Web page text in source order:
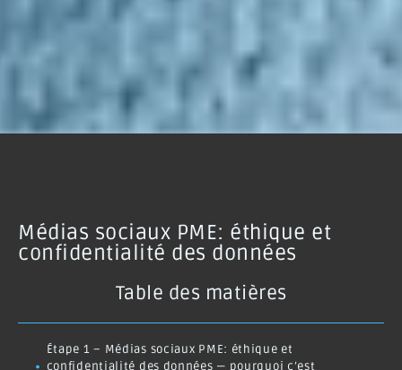
Médias sociaux PME: éthique et
confidentialité des données
Table des matières
Étape 1 – Médias sociaux PME: éthique et
confidentialité des données — pourquoi c’est